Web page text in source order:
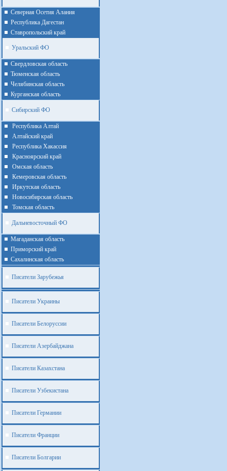
Северная Осетия Алания
Республика Дагестан
Ставропольский край
Уральский ФО
Cвердловская область
Тюменская область
Челябинская область
Курганская область
Сибирский ФО
Республика Алтай
Алтайcкий край
Республика Хакассия
Красноярский край
Омская область
Кемеровская область
Иркутская область
Новосибирская область
Томская область
Дальневосточный ФО
Магаданская область
Приморский край
Cахалинская область
Писатели Зарубежья
Писатели Украины
Писатели Белоруссии
Писатели Азербайджана
Писатели Казахстана
Писатели Узбекистана
Писатели Германии
Писатели Франции
Писатели Болгарии